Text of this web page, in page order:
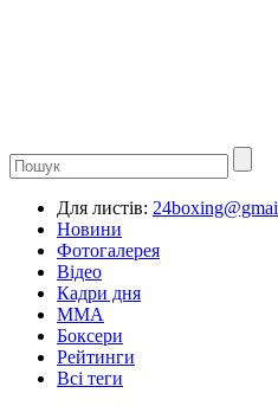
Для листів:
Новини
Фотогалерея
Відео
Кадри дня
ММА
Боксери
Рейтинги
Всі теги